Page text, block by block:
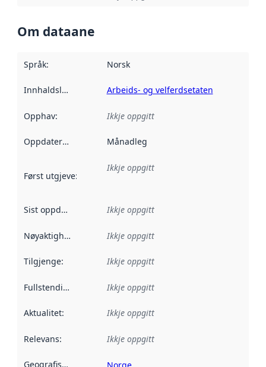
Om dataane
Språk: Norsk
Innhaldsleverandørar :
Arbeids- og velferdsetaten
Opphav: Ikkje oppgitt
Oppdateringsfrekvens :
Månadleg
Først utgjeve: Denne datoen seier når dataa i dette
Ikkje oppgitt
Sist oppdatert Ikkje oppgitt
Nøyaktigheit Ikkje oppgitt
Tilgjenge: Ikkje oppgitt
Fullstendigheit Ikkje oppgitt
Aktualitet: Ikkje oppgitt
Relevans: Ikkje oppgitt
Geografisk område